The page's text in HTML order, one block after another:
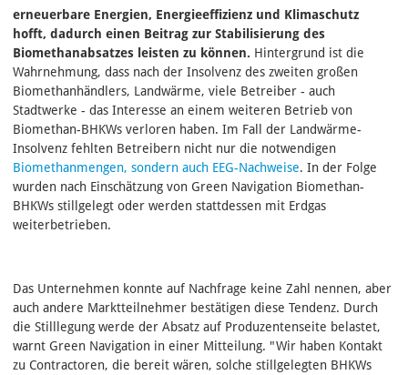
erneuerbare Energien, Energieeffizienz und Klimaschutz
hofft, dadurch einen Beitrag zur Stabilisierung des
Biomethanabsatzes leisten zu können. Hintergrund ist die
Wahrnehmung, dass nach der Insolvenz des zweiten großen
Biomethanhändlers, Landwärme, viele Betreiber - auch
Stadtwerke - das Interesse an einem weiteren Betrieb von
Biomethan-BHKWs verloren haben. Im Fall der Landwärme-
Insolvenz fehlten Betreibern nicht nur die notwendigen
Biomethanmengen, sondern auch EEG-Nachweise. In der Folge
wurden nach Einschätzung von Green Navigation Biomethan-
BHKWs stillgelegt oder werden stattdessen mit Erdgas
weiterbetrieben.
Das Unternehmen konnte auf Nachfrage keine Zahl nennen, aber
auch andere Marktteilnehmer bestätigen diese Tendenz. Durch
die Stilllegung werde der Absatz auf Produzentenseite belastet,
warnt Green Navigation in einer Mitteilung. "Wir haben Kontakt
zu Contractoren, die bereit wären, solche stillgelegten BHKWs